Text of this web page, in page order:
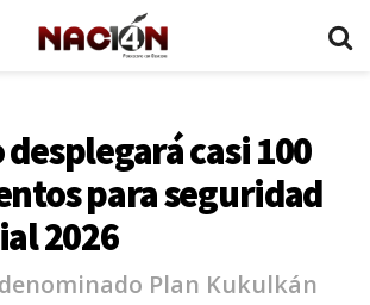
casi 100
para seguridad
2026
Plan Kukulkán